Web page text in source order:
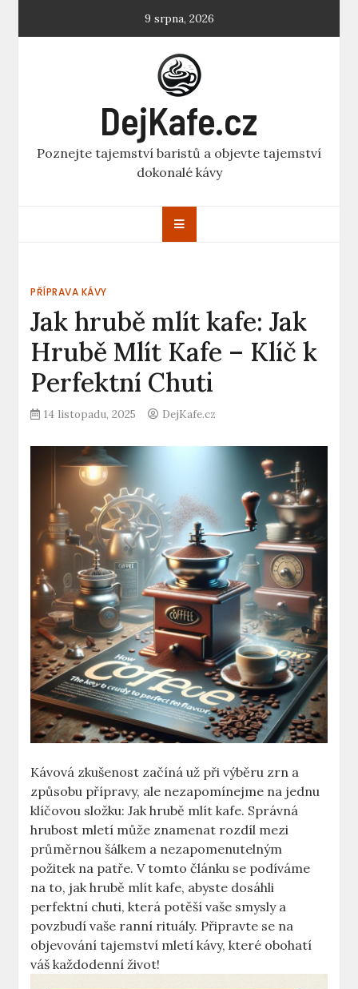
9 srpna, 2026
DejKafe.cz
Poznejte tajemství baristů a objevte tajemství
dokonalé kávy
PŘÍPRAVA KÁVY
Jak hrubě mlít kafe: Jak
Hrubě Mlít Kafe – Klíč k
Perfektní Chuti
14 listopadu, 2025 DejKafe.cz
Kávová zkušenost začíná‌ už ⁣při výběru zrn a
způsobu přípravy, ale ⁢nezapomínejme na jednu
klíčovou složku: Jak hrubě mlít ‍kafe. Správná
hrubost mletí může znamenat rozdíl mezi
průměrnou šálkem a nezapomenutelným​
požitek na patře. V tomto článku se podíváme
na to, jak hrubě mlít ⁣kafe, abyste dosáhli
perfektní chuti, která potěší vaše smysly a
povzbudí vaše ranní rituály. Připravte se na‍
objevování tajemství ⁢mletí kávy, které obohatí
váš každodenní život!